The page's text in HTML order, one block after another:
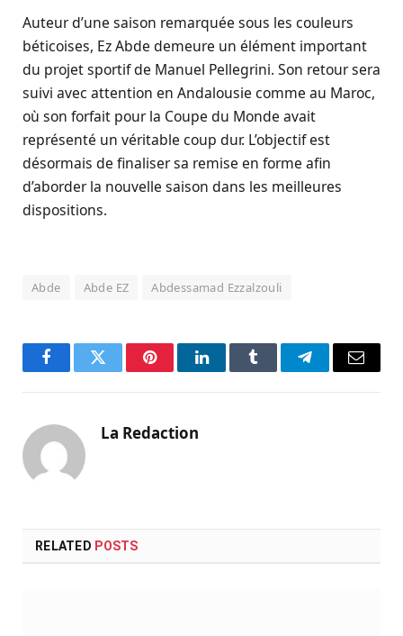
Auteur d’une saison remarquée sous les couleurs
béticoises, Ez Abde demeure un élément important
du projet sportif de Manuel Pellegrini. Son retour sera
suivi avec attention en Andalousie comme au Maroc,
où son forfait pour la Coupe du Monde avait
représenté un véritable coup dur. L’objectif est
désormais de finaliser sa remise en forme afin
d’aborder la nouvelle saison dans les meilleures
dispositions.
Abde Abde EZ Abdessamad Ezzalzouli
FacebookTwitter PinterestLinkedInTumblr TelegramEmail
La Redaction
RELATED POSTS